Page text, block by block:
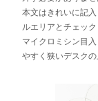
本文はきれいに記
ルエリアとチェック
マイクロミシン目
やすく狭いデスク